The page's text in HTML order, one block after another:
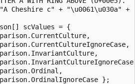
Cheshire c" + "\u0061\u030a" +
scValues = {
};